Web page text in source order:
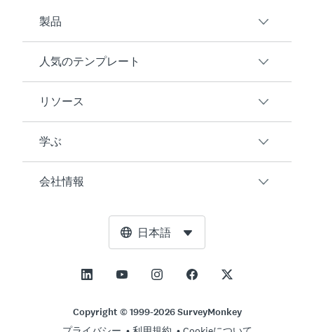
製品
概要
アンケート
AIアンケート生成ツール
オンラインフォーム
マーケットリサーチ
アプリケーション管理
人気のテンプレート
顧客満足度
従業員エンゲージメント
イベントフィードバック
製品テスト
Net Promoter Score（NPS）
すべてのテンプレート
リソース
ユーザーの声
ブログ
サポート
お問い合わせ
学ぶ
アンケート作成方法
NPS計算ツール
許容誤差計算ツール
標本サイズ計算ツール
リッカート尺度
会社情報
リーダーシップチーム
展望と使命
社会的影響とインクルージョン
日本語
Copyright © 1999-2026 SurveyMonkey